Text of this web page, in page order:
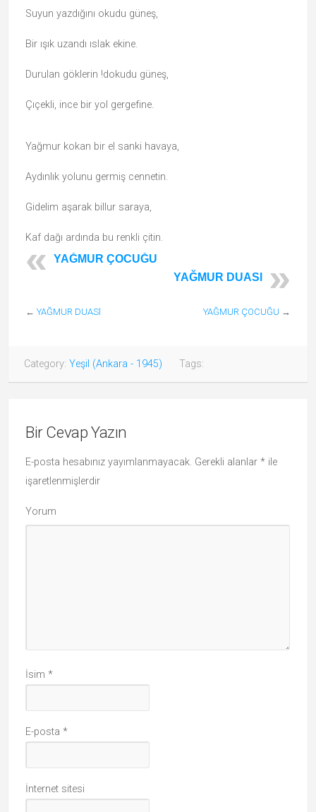
Suyun yazdığını okudu güneş,
Bir ışık uzandı ıslak ekine.
Durulan göklerin !dokudu güneş,
Çıçekli, ince bir yol gergefine.
Yağmur kokan bir el sanki havaya,
Aydınlık yolunu germiş cennetin.
Gidelim aşarak billur saraya,
Kaf dağı ardında bu renkli çitin.
YAĞMUR ÇOCUĞU
YAĞMUR DUASl
← YAĞMUR DUASl YAĞMUR ÇOCUĞU →
Category: Yeşil (Ankara - 1945) Tags:
Bir Cevap Yazın
E-posta hesabınız yayımlanmayacak. Gerekli alanlar * ile
işaretlenmişlerdir
Yorum
İsim *
E-posta *
İnternet sitesi